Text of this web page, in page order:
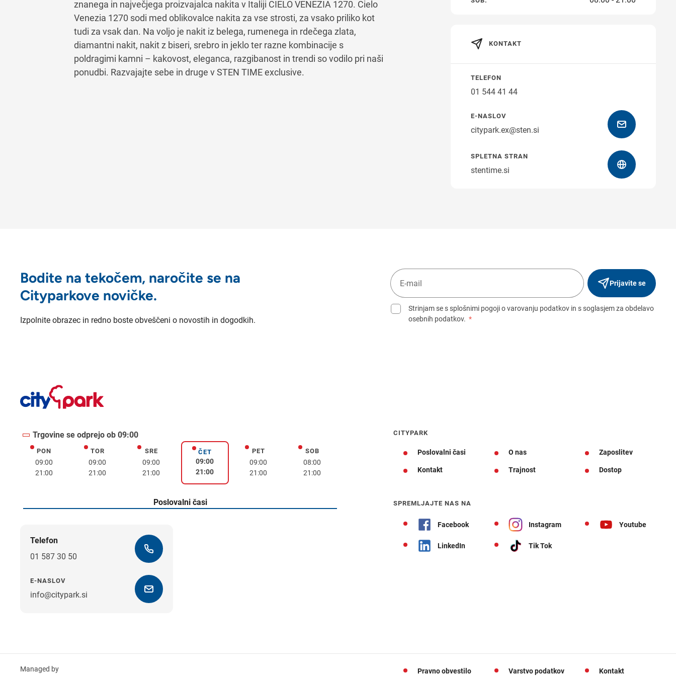
znanega in največjega proizvajalca nakita v Italiji CIELO VENEZIA 1270. Cielo
Venezia 1270 sodi med oblikovalce nakita za vse strosti, za vsako priliko kot
tudi za vsak dan. Na voljo je nakit iz belega, rumenega in rdečega zlata,
diamantni nakit, nakit z biseri, srebro in jeklo ter razne kombinacije s
poldragimi kamni – kakovost, eleganca, razgibanost in trendi so vodilo pri naši
ponudbi. Razvajajte sebe in druge v STEN TIME exclusive.
KONTAKT
TELEFON
01 544 41 44
E-NASLOV
citypark.ex@sten.si
SPLETNA STRAN
stentime.si
Bodite na tekočem, naročite se na
Cityparkove novičke.
Izpolnite obrazec in redno boste obveščeni o novostih in dogodkih.
Prijavite se
Strinjam se s splošnimi pogoji o varovanju podatkov in s soglasjem za obdelavo
osebnih podatkov. *
Trgovine se odprejo ob 09:00
PONponedeljek
09:00
21:00
TORtorek
09:00
21:00
SREsreda
09:00
21:00
ČETčetrtek
09:00
21:00
PETpetek
09:00
21:00
SOBsobota
08:00
21:00
Poslovalni časi
Telefon
01 587 30 50
E-NASLOV
info@citypark.si
CITYPARK
Poslovalni časi O nas Zaposlitev
Kontakt Trajnost Dostop
SPREMLJAJTE NAS NA
Facebook Instagram Youtube
LinkedIn Tik Tok
Managed by Pravno obvestilo Varstvo podatkov Kontakt